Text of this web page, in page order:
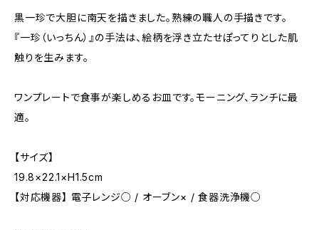
黒一珍で大胆に南天を描きました。熟練の職人の手描きです。
『一珍（いっちん）』の手法は、絵柄を浮き立たせぽってりとした肌
触りを生みます。
ワンプレートで食事が楽しめるお皿です。モーニング、ランチに最
適。
【サイズ】
19.8×22.1×H1.5cm
【対応機器】 電子レンジ○ / オーブン× / 食器洗浄機○